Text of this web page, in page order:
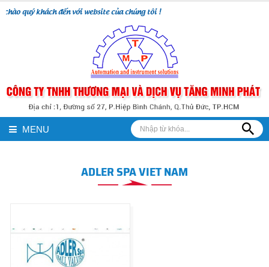
quý khách đến với website của chúng tôi !
MENU
ADLER SPA VIET NAM